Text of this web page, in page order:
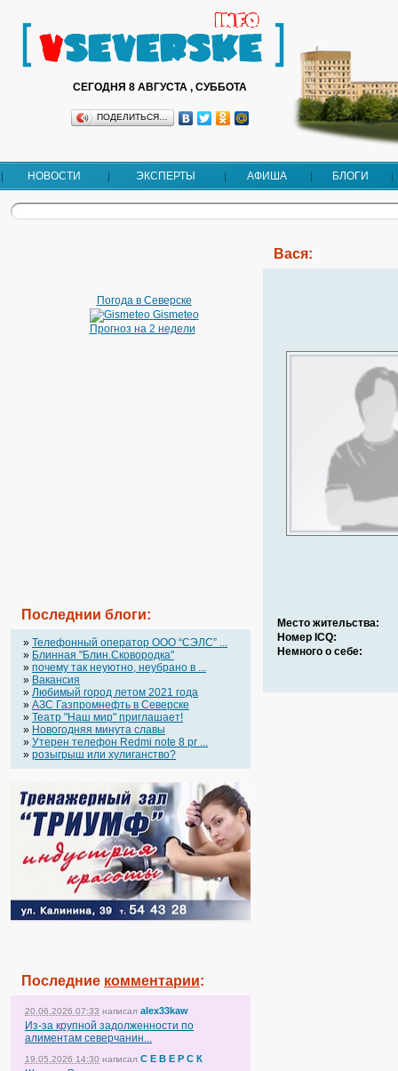
СЕГОДНЯ 8 АВГУСТА , СУББОТА
ПОДЕЛИТЬСЯ…
НОВОСТИ ЭКСПЕРТЫ АФИША БЛОГИ
Погода в Северске
Gismeteo
Прогноз на 2 недели
Последнии блоги:
» Телефонный оператор OOO “СЭЛС” ...
» Блинная "Блин.Сковородка"
» почему так неуютно, неубрано в ...
» Вакансия
» Любимый город летом 2021 года
» АЗС Газпромнефть в Северске
» Театр "Наш мир" приглашает!
» Новогодняя минута славы
» Утерен телефон Redmi note 8 pr ...
» розыгрыш или хулиганство?
Последние комментарии:
20.06.2026 07:33 написал alex33kaw
Из-за крупной задолженности по
алиментам северчанин...
19.05.2026 14:30 написал С Е В Е Р С К
Вася:
Место жительства:
Номер ICQ:
Немного о себе: